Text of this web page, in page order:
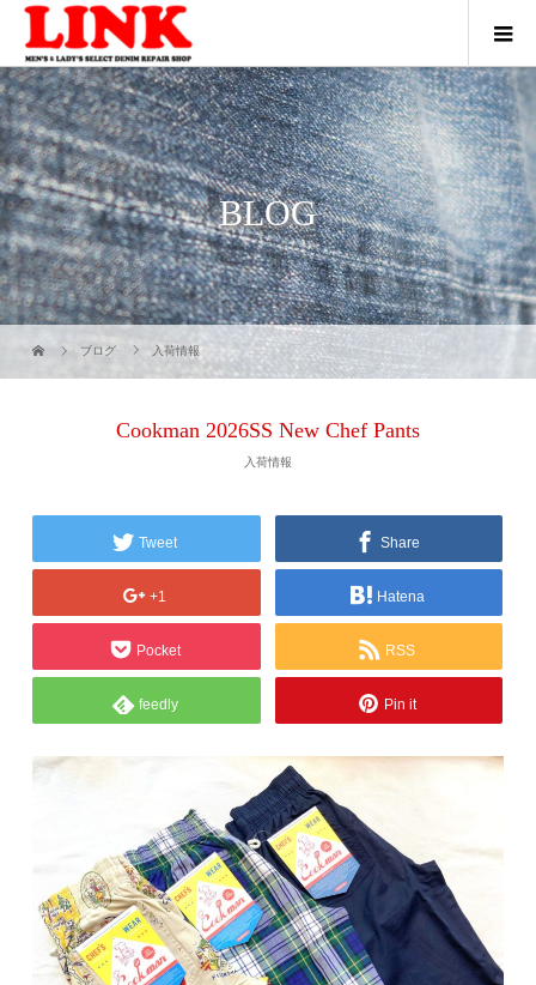
BLOG
ブログ 入荷情報
Cookman 2026SS New Chef Pants
入荷情報
Tweet Share
+1 Hatena
Pocket RSS
feedly Pin it